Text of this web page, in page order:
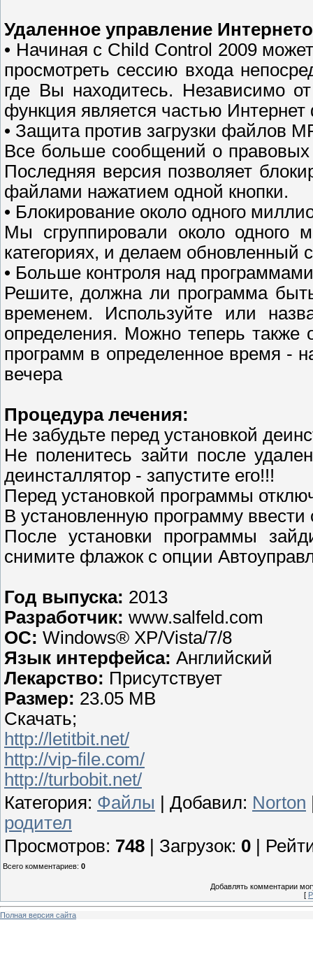
Удаленное управление
• Начиная с Child Control 2009
просмотреть сессию входа
где Вы находитесь. Независимо
функция является частью
• Защита против загрузки файлов
Все больше сообщений о
Последняя версия позволяет
файлами нажатием одной кнопки.
• Блокирование около одного
Мы сгруппировали около одного
категориях, и делаем обновленный
• Больше контроля над программами
Решите, должна ли программа
временем. Используйте или
определения. Можно теперь также
программ в определенное время -
вечера
Процедура лечения:
Не забудьте перед установкой
Не поленитесь зайти после
деинсталлятор - запустите его!!!
Перед установкой программы
В установленную программу ввести
После установки программы
снимите флажок с опции
Год выпуска: 2013
Разработчик: www.salfeld.com
ОС: Windows® XP/Vista/7/8
Язык интерфейса: Английский
Лекарство: Присутствует
Размер: 23.05 MB
Скачать;
http://letitbit.net/
http://vip-file.com/
http://turbobit.net/
Категория: Файлы Добавил: Norton
родител
Просмотров: 748 Загрузок: 0
Всего комментариев: 0
Добавлять комментарии
[
Полная версия сайта